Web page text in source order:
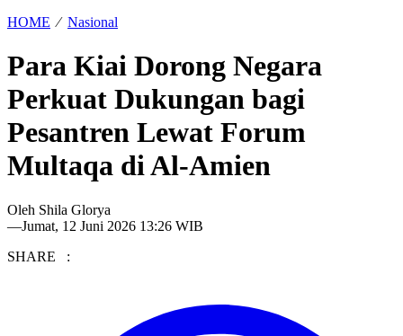
HOME ⁄ Nasional
Para Kiai Dorong Negara
Perkuat Dukungan bagi
Pesantren Lewat Forum
Multaqa di Al-Amien
Oleh Shila Glorya
—Jumat, 12 Juni 2026 13:26 WIB
SHARE :